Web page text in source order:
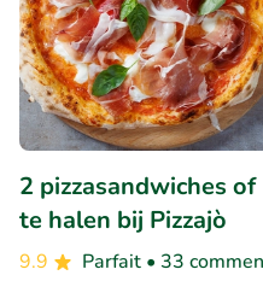
2 pizzasandwiches
te halen bij Pizzajò
9.9 Parfait • 33